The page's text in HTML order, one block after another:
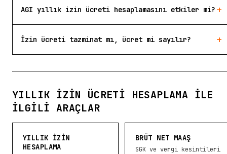
AGI yıllık izin ücreti hesaplamasını etkiler mi? +
İzin ücreti tazminat mı, ücret mi sayılır? +
YILLIK İZIN ÜCRETI HESAPLAMA ILE
İLGILI ARAÇLAR
YILLIK İZIN
HESAPLAMA
BRÜT NET MAAŞ
SGK ve vergi kesintileri